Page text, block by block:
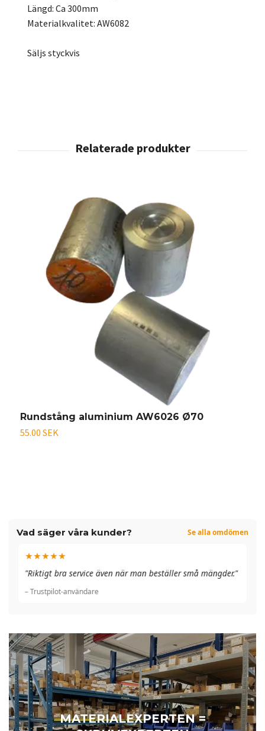
Vad säger våra kunder? Se alla omdömen
★★★★★
"Riktigt bra service även när man beställer små mängder."
– Trustpilot-användare
MATERIALEXPERTEN =
Längd: Ca 300mm
Materialkvalitet: AW6082
Säljs styckvis
Rundstång aluminium AW6026 Ø70
55.00 SEK